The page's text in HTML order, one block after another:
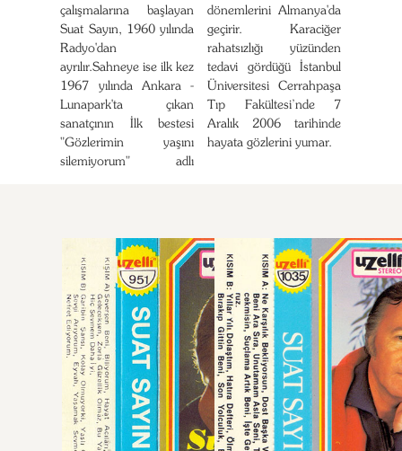
çalışmalarına başlayan
Suat Sayın, 1960 yılında
Radyo'dan
ayrılır.Sahneye ise ilk kez
1967 yılında Ankara -
Lunapark'ta çıkan
sanatçının İlk bestesi
"Gözlerimin yaşını
silemiyorum" adlı
dönemlerini Almanya'da
geçirir. Karaciğer
rahatsızlığı yüzünden
tedavi gördüğü İstanbul
Üniversitesi Cerrahpaşa
Tıp Fakültesi’nde 7
Aralık 2006 tarihinde
hayata gözlerini yumar.